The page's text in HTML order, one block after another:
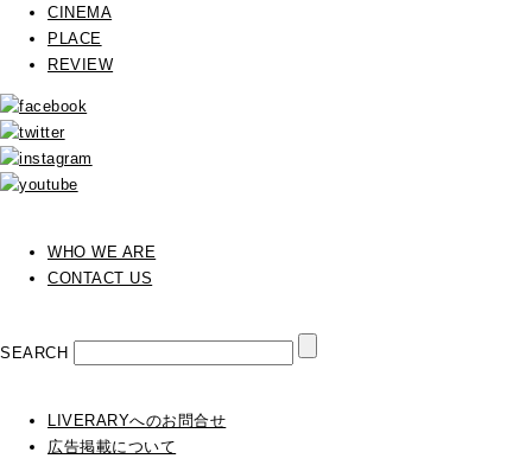
CINEMA
PLACE
REVIEW
WHO WE ARE
CONTACT US
SEARCH
LIVERARYへのお問合せ
広告掲載について